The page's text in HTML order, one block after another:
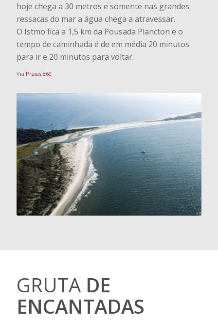
hoje chega a 30 metros e somente nas grandes
ressacas do mar a água chega a atravessar.
O Istmo fica a 1,5 km da Pousada Plancton e o
tempo de caminhada é de em média 20 minutos
para ir e 20 minutos para voltar.
Via Praias 360
GRUTA DE
ENCANTADAS